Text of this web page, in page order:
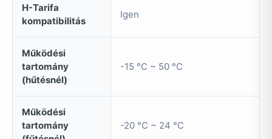
H-Tarifa
kompatibilitás
Igen
Működési
tartomány
(hűtésnél)
-15 °C ~ 50 °C
Működési
tartomány
-20 °C ~ 24 °C